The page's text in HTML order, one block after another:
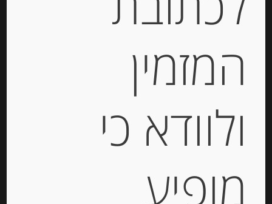
גרם 26% שומן DEFENDI
Gorgonzola e Mascarpone
41.00
מחיר ל 100 גרם:20.50 ש"ח
המזמין
ולוודא כי
מופיע